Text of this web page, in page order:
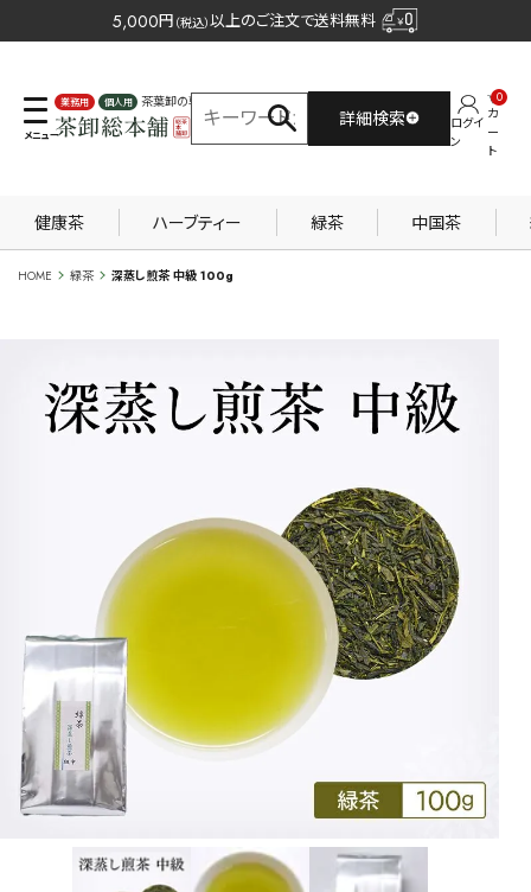
5,000円 （税込）以上のご注文で送料無料
業務用 個人用
茶葉卸の専門サイト
詳細検索
ログイ
ン
カ
ー
ト
0
健康茶 ハーブティー 緑茶 中国茶
HOME 緑茶 深蒸し煎茶 中級 100g